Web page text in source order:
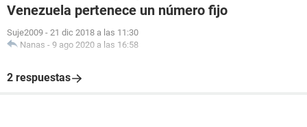
Venezuela pertenece un número fijo
Suje2009 - 21 dic 2018 a las 11:30
Nanas - 9 ago 2020 a las 16:58
2 respuestas